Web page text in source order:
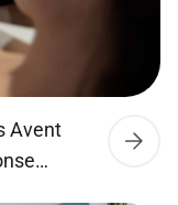
Avent